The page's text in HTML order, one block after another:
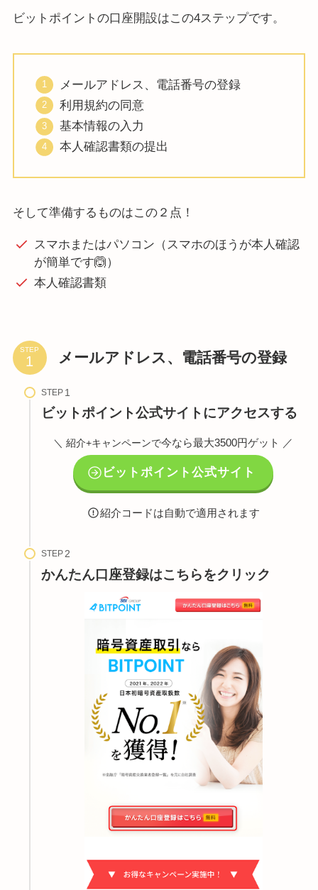
ビットポイントの口座開設はこの4ステップです。
メールアドレス、電話番号の登録
利用規約の同意
基本情報の入力
本人確認書類の提出
そして準備するものはこの２点！
スマホまたはパソコン（スマホのほうが本人確認
が簡単です🙆）
本人確認書類
STEP メールアドレス、電話番号の登録
STEP
ビットポイント公式サイトにアクセスする
＼ 紹介+キャンペーンで今なら最大3500円ゲット ／
ビットポイント公式サイト
紹介コードは自動で適用されます
STEP
かんたん口座登録はこちらをクリック